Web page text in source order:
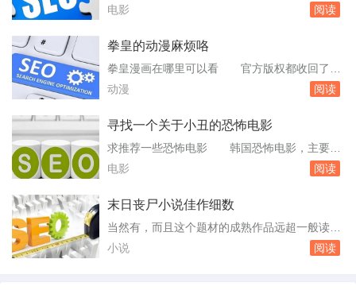
说情节紧凑，女主角性格坚韧聪明，结局HE。
较简单点的 电视剧：《老友记》又名：六人
东方老师推荐的。《绯闻女孩》是有位高考状元
影如果你要练美式英语的话，因为兴趣就是动
力，会使得你对学习英语口语和听力觉得简单
电影 阅读
拳皇的动漫麻烦咯
拳皇漫画在哪里可以看 官方版权都收回了，
不好找啊。除了有人提前保存下来拳皇漫画流
94年拳皇95日、拳皇95港94年拳皇京95—96年
计划2000年拳皇2001、拳皇RX音巢完结篇2001
年拳皇200...
动漫 阅读
寻找一个关于小丑的恐怖电影
求推荐一些恐怖电影 韩国恐怖电影，主要事
件线索就是一群年轻人作 探险，突脸镜头较多。
e，是一部惊悚/悬疑类型的恐怖电影。《鬼
一个大反转让人头皮发麻。《小丑回魂》：这是
一个直面恐惧的剧本，猛鬼街式。一...
电影 阅读
末日丧尸小说佳作细数
当然有，而且这个题材的成熟作品远超一般读者
的想象。丧尸小说并非只是通俗网络文学里的打
小说 阅读